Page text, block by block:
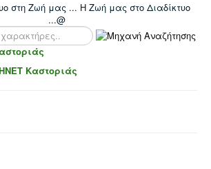
στη Ζωή μας ... Η Ζωή μας στο Διαδίκτυο
...@
Καστοριάς